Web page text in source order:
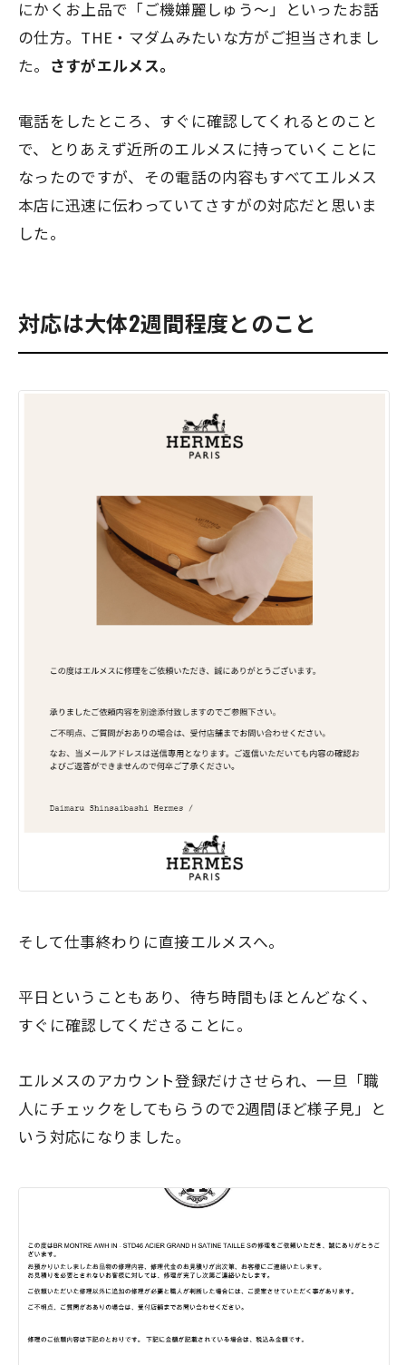
にかくお上品で「ご機嫌麗しゅう～」といったお話
の仕方。THE・マダムみたいな方がご担当されまし
た。 さすがエルメス。
電話をしたところ、すぐに確認してくれるとのこと
で、とりあえず近所のエルメスに持っていくことに
なったのですが、その電話の内容もすべてエルメス
本店に迅速に伝わっていてさすがの対応だと思いま
した。
対応は大体2週間程度とのこと
そして仕事終わりに直接エルメスへ。
平日ということもあり、待ち時間もほとんどなく、
すぐに確認してくださることに。
エルメスのアカウント登録だけさせられ、一旦「職
人にチェックをしてもらうので2週間ほど様子見」と
いう対応になりました。